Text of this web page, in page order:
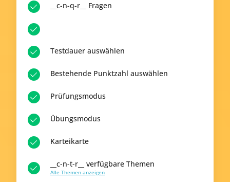
__c-n-q-r__ Fragen
Testdauer auswählen
Bestehende Punktzahl auswählen
Prüfungsmodus
Übungsmodus
Karteikarte
__c-n-t-r__ verfügbare Themen
Alle Themen anzeigen